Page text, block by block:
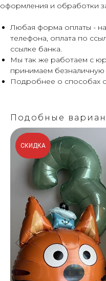
оформления и обработки
Любая форма оплаты -
телефона, оплата по
ссылке банка.
Мы так же работаем с
принимаем безналичную
Подробнее о способах
Подобные
СКИДКА